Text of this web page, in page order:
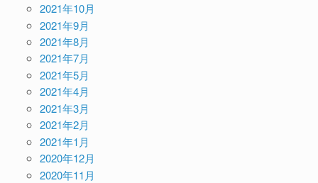
2021年10月
2021年9月
2021年8月
2021年7月
2021年5月
2021年4月
2021年3月
2021年2月
2021年1月
2020年12月
2020年11月